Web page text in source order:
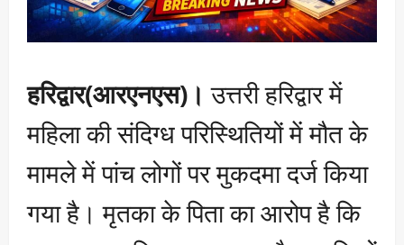
हरिद्वार(आरएनएस)। उत्तरी हरिद्वार में
महिला की संदिग्ध परिस्थितियों में मौत के
मामले में पांच लोगों पर मुकदमा दर्ज किया
गया है। मृतका के पिता का आरोप है कि